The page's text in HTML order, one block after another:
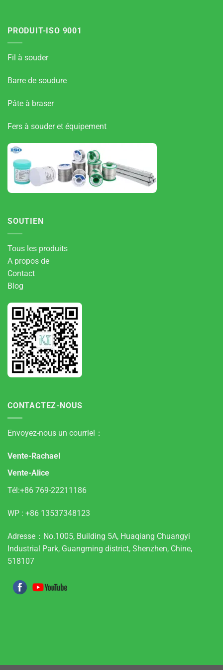
PRODUIT-ISO 9001
Fil à souder
Barre de soudure
Pâte à braser
Fers à souder et équipement
SOUTIEN
Tous les produits
A propos de
Contact
Blog
CONTACTEZ-NOUS
Envoyez-nous un courriel：
Vente-Rachael
Vente-Alice
Tél:+86 769-22211186
WP : +86 13537348123
Adresse：No.1005, Building 5A, Huaqiang Chuangyi
Industrial Park, Guangming district, Shenzhen, Chine,
518107